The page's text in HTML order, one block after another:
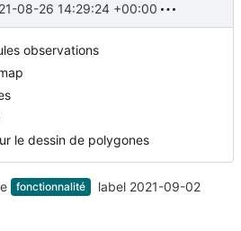
08-26 14:29:24 +00:00
observations
le dessin de polygones
fonctionnalité label 2021-09-02